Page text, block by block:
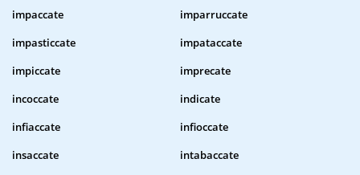
impaccate
imparruccate
impasticcate
impataccate
impiccate
imprecate
incoccate
indicate
infiaccate
infioccate
insaccate
intabaccate